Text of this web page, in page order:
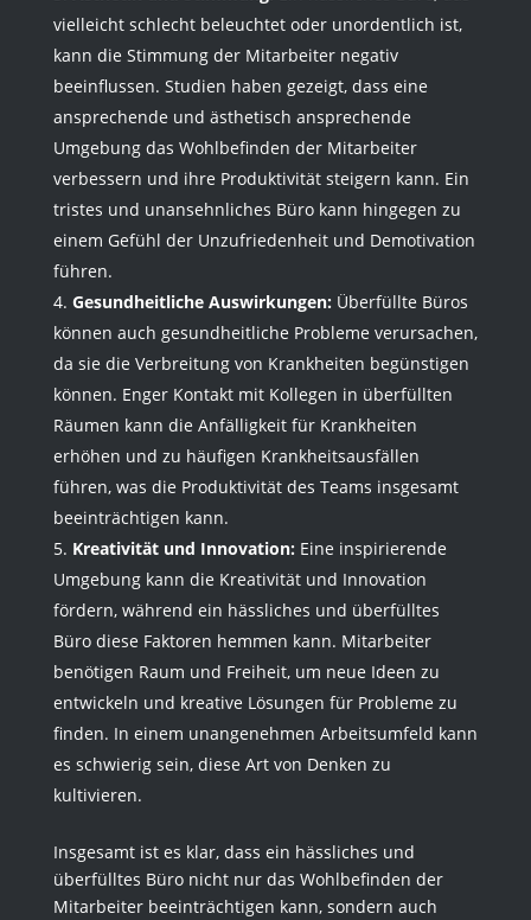
vielleicht schlecht beleuchtet oder unordentlich ist,
kann die Stimmung der Mitarbeiter negativ
beeinflussen. Studien haben gezeigt, dass eine
ansprechende und ästhetisch ansprechende
Umgebung das Wohlbefinden der Mitarbeiter
verbessern und ihre Produktivität steigern kann. Ein
tristes und unansehnliches Büro kann hingegen zu
einem Gefühl der Unzufriedenheit und Demotivation
führen.
Gesundheitliche Auswirkungen: Überfüllte Büros
können auch gesundheitliche Probleme verursachen,
da sie die Verbreitung von Krankheiten begünstigen
können. Enger Kontakt mit Kollegen in überfüllten
Räumen kann die Anfälligkeit für Krankheiten
erhöhen und zu häufigen Krankheitsausfällen
führen, was die Produktivität des Teams insgesamt
beeinträchtigen kann.
Kreativität und Innovation: Eine inspirierende
Umgebung kann die Kreativität und Innovation
fördern, während ein hässliches und überfülltes
Büro diese Faktoren hemmen kann. Mitarbeiter
benötigen Raum und Freiheit, um neue Ideen zu
entwickeln und kreative Lösungen für Probleme zu
finden. In einem unangenehmen Arbeitsumfeld kann
es schwierig sein, diese Art von Denken zu
kultivieren.
Insgesamt ist es klar, dass ein hässliches und
überfülltes Büro nicht nur das Wohlbefinden der
Mitarbeiter beeinträchtigen kann, sondern auch